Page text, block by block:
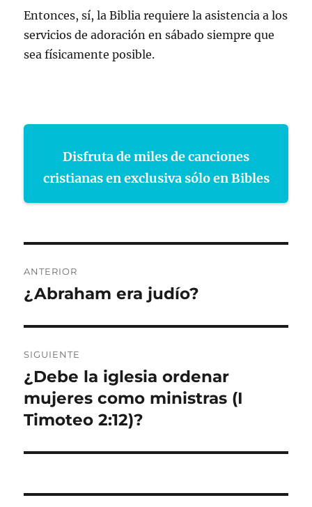
Entonces, sí, la Biblia requiere la asistencia a los
servicios de adoración en sábado siempre que
sea físicamente posible.
Disfruta de miles de canciones
cristianas en exclusiva sólo en Bibles
de
ANTERIOR
Entrada
¿Abraham era judío?
SIGUIENTE
Entrada
siguiente:
¿Debe la iglesia ordenar
mujeres como ministras (I
Timoteo 2:12)?